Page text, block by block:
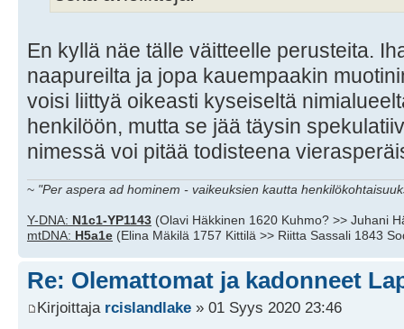
En kyllä näe tälle väitteelle perusteita.
naapureilta ja jopa kauempaakin
voisi liittyä oikeasti kyseiseltä
henkilöön, mutta se jää täysin
nimessä voi pitää todisteena
~ "Per aspera ad hominem - vaikeuksien kautta
Y-DNA: N1c1-YP1143 (Olavi Häkkinen 1620 Kuhmo? >> Juhani
mtDNA: H5a1e (Elina Mäkilä 1757 Kittilä >> Riitta Sassali 1843
Re: Olemattomat ja kadonneet
Kirjoittaja rcislandlake » 01 Syys 2020 23:46